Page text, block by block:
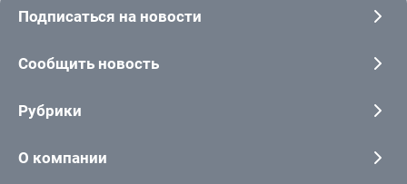
Подписаться на новости
Сообщить новость
Рубрики
О компании